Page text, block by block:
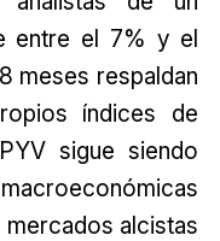
entre el 7% y el
meses respaldan
índices de
sigue siendo
alcistas